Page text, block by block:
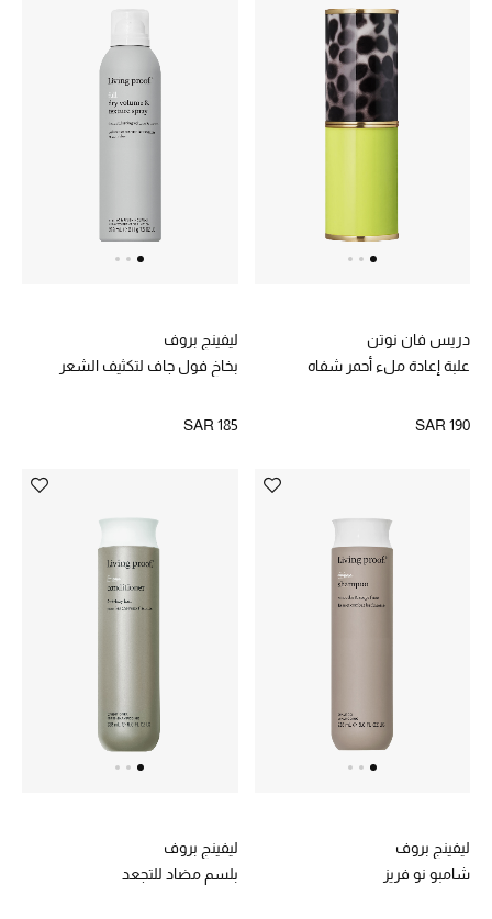
دريس فان نوتن
علبة إعادة ملء أحمر شفاه
SAR 190
ليفينج بروف
بخاخ فول جاف لتكثيف الشعر
SAR 185
ليفينج بروف
شامبو نو فريز
ليفينج بروف
بلسم مضاد للتجعد